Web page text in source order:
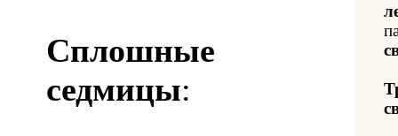
Сплошные
седмицы: